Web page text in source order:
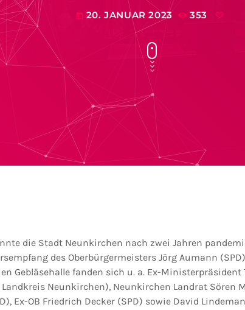
today 20. JANUAR 2023 353
die Stadt Neunkirchen nach zwei Jahren
des Oberbürgermeisters Jörg Aumann
Gebläsehalle fanden sich u. a. Ex-Ministerpräsident
Neunkirchen), Neunkirchen Landrat Sören
Ex-OB Friedrich Decker (SPD) sowie David